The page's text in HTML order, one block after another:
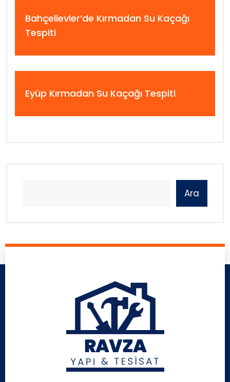
Bahçelievler’de Kırmadan Su Kaçağı
Tespiti
Eyüp Kırmadan Su Kaçağı Tespiti
Ara